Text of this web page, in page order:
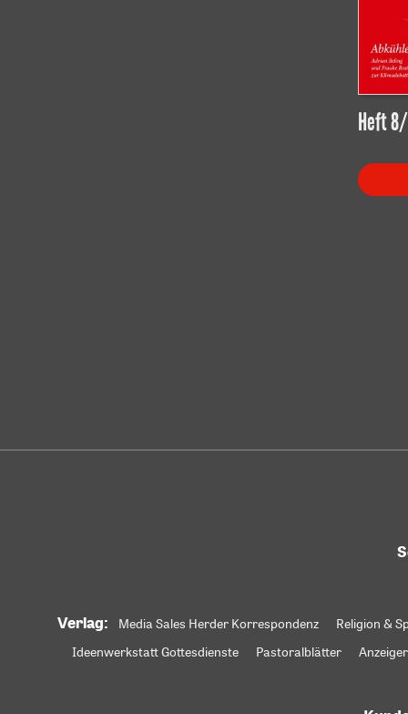
Heft
Verlag: Media Sales Herder Korrespondenz Religion &
Ideenwerkstatt Gottesdienste
Pastoralblätter